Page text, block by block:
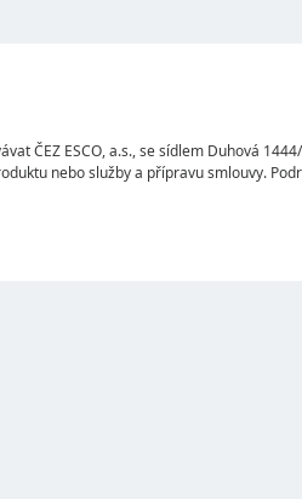
ČEZ ESCO, a.s., se sídlem Duhová
nebo služby a přípravu smlouvy.